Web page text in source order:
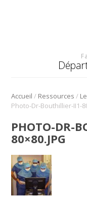
Accueil / Ressources /
Photo-Dr-Bouthillier-II1-
PHOTO-DR-
80×80.JPG